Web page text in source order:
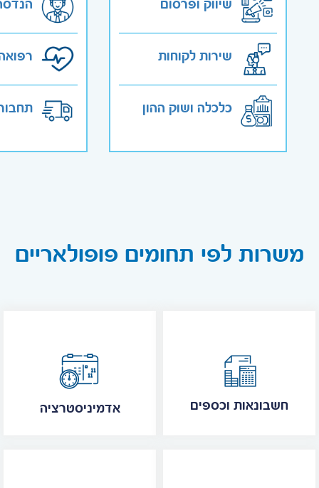
שיווק ופרסום
שירות לקוחות
כלכלה ושוק ההון
משרות לפי תחומים פופולאריים
אדמיניסטרציה חשבונאות וכספים